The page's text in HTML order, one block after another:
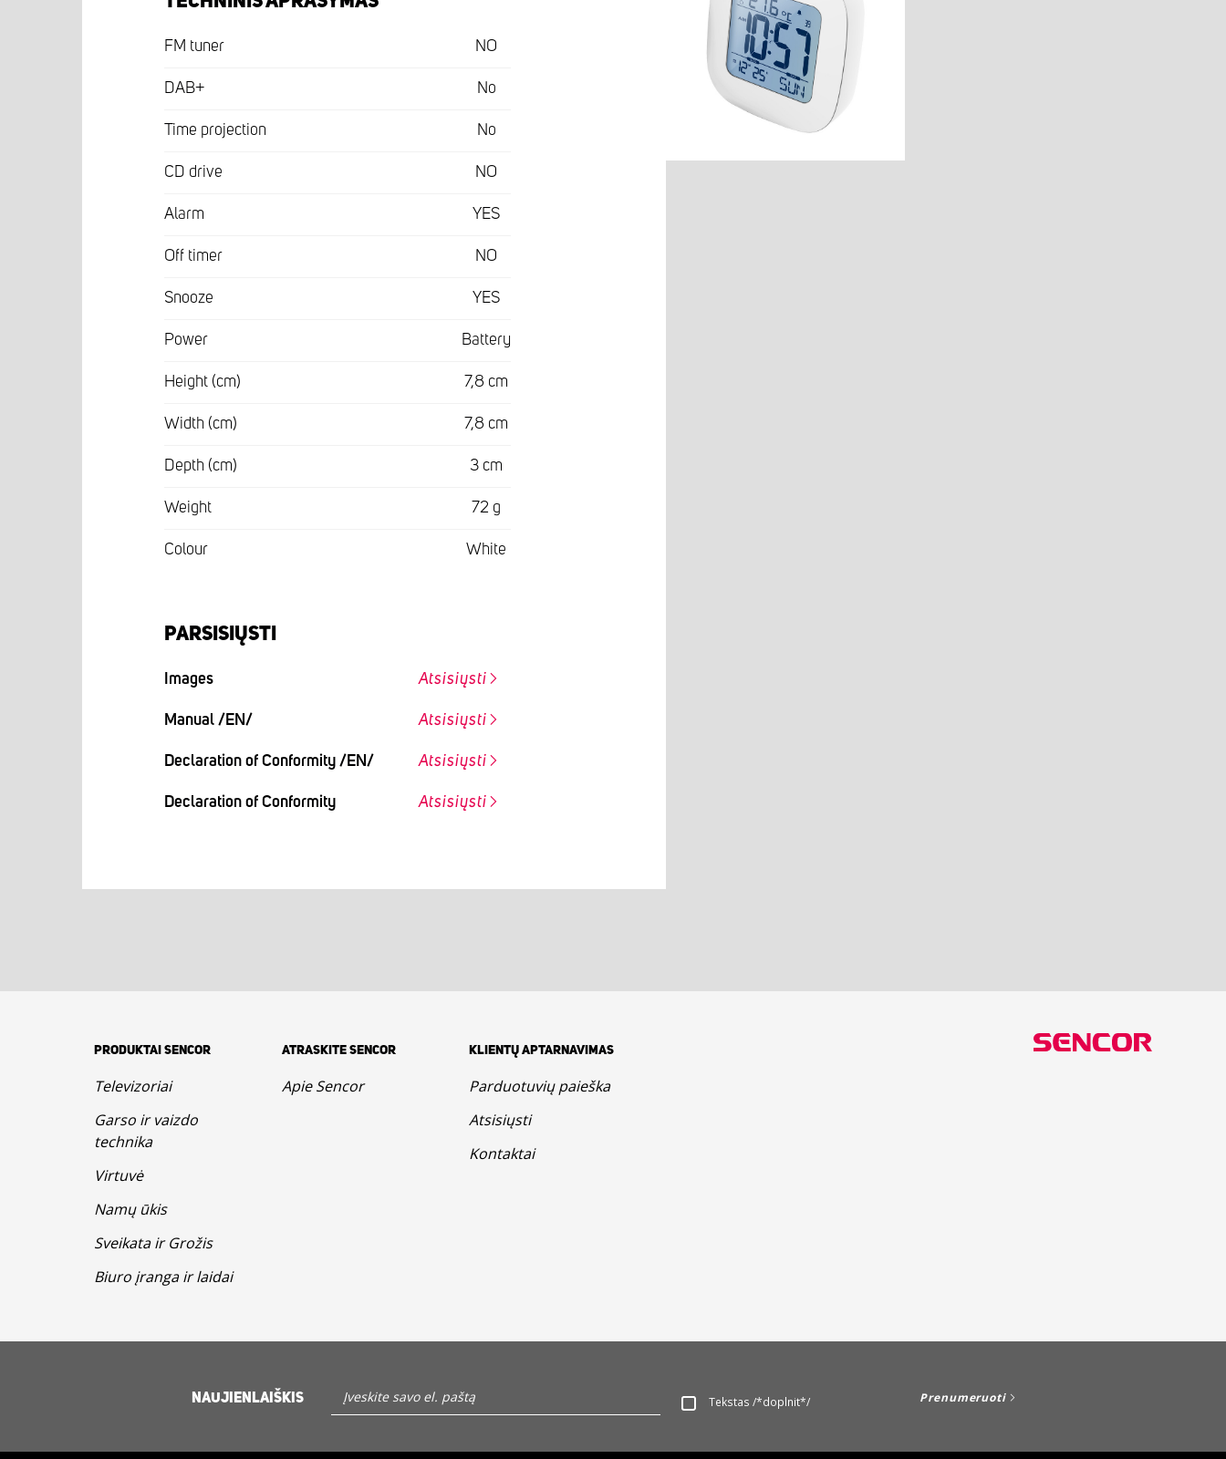
FM tuner NO
DAB+ No
Time projection No
CD drive NO
Alarm YES
Off timer NO
Snooze YES
Power Battery
Height (cm) 7,8 cm
Width (cm) 7,8 cm
Depth (cm) 3 cm
Weight 72 g
Colour White
PARSISIŲSTI
Images Atsisiųsti
Manual /EN/ Atsisiųsti
Declaration of Conformity /EN/ Atsisiųsti
Declaration of Conformity Atsisiųsti
PRODUKTAI SENCOR
Televizoriai
Garso ir vaizdo
technika
Virtuvė
Namų ūkis
Sveikata ir Grožis
Biuro įranga ir laidai
ATRASKITE SENCOR
Apie Sencor
KLIENTŲ APTARNAVIMAS
Parduotuvių paieška
Atsisiųsti
Kontaktai
NAUJIENLAIŠKIS Tekstas /*doplnit*/ Prenumeruoti